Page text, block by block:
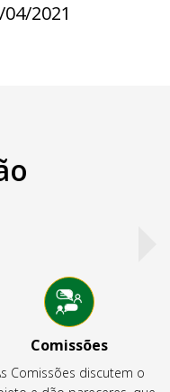
2021
Comissões
Comissões discutem o